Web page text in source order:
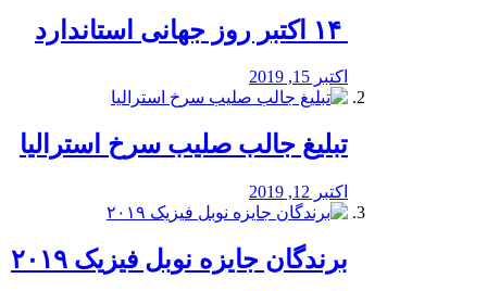
اکتبر 15, 2019
تبلیغ جالب صلیب سرخ استرالیا
اکتبر 12, 2019
برندگان جایزه نوبل فیزیک ۲۰۱۹